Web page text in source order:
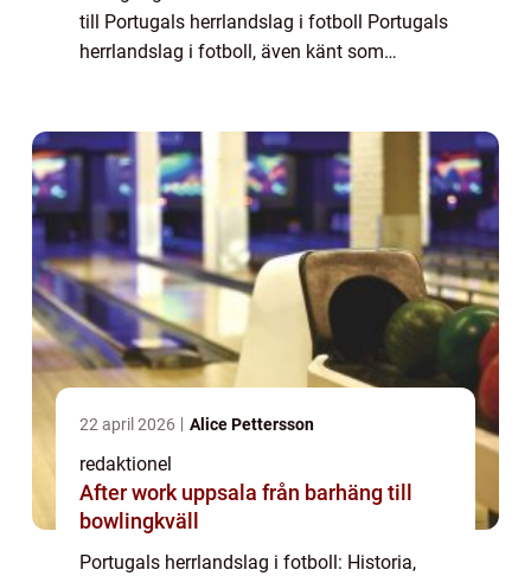
till Portugals herrlandslag i fotboll Portugals
herrlandslag i fotboll, även känt som
22 april 2026 Alice Pettersson
redaktionel
After work uppsala från barhäng till
bowlingkväll
Portugals herrlandslag i fotboll: Historia,